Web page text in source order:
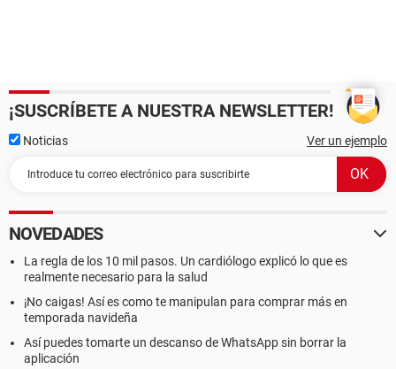
¡SUSCRÍBETE A NUESTRA NEWSLETTER!
Noticias Ver un ejemplo
NOVEDADES
La regla de los 10 mil pasos. Un cardiólogo explicó lo que es
realmente necesario para la salud
¡No caigas! Así es como te manipulan para comprar más en
temporada navideña
Así puedes tomarte un descanso de WhatsApp sin borrar la
aplicación